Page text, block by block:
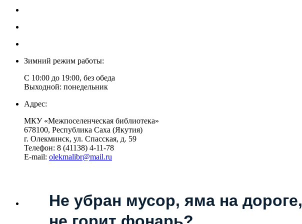
Зимний режим работы:
С 10:00 до 19:00, без обеда
Выходной: понедельник
Адрес:
МКУ «Межпоселенческая библиотека»
678100, Республика Саха (Якутия)
г. Олекминск, ул. Спасская, д. 59
Телефон: 8 (41138) 4-11-78
E-mail: olekmalibr@mail.ru
Не убран мусор, яма на дороге,